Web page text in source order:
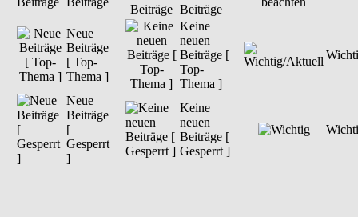
Beiträge
Neue
Beiträge
[ Top-
Thema ]
Keine
neuen
Beiträge [
Top-
Thema ]
Neue
Beiträge
[
Gesperrt
]
Keine
neuen
Beiträge [
Gesperrt ]